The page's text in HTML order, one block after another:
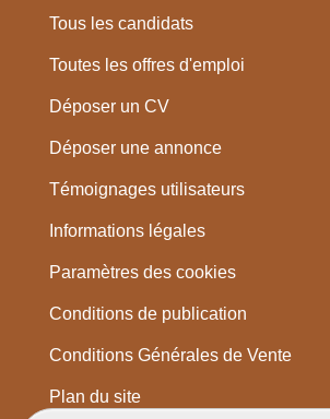
Tous les candidats
Toutes les offres d'emploi
Déposer un CV
Déposer une annonce
Témoignages utilisateurs
Informations légales
Paramètres des cookies
Conditions de publication
Conditions Générales de Vente
Plan du site